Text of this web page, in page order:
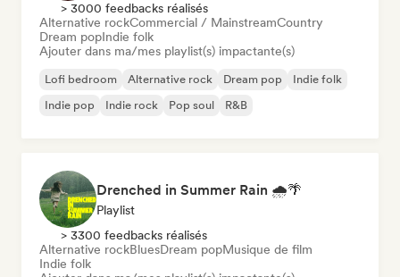
> 3000 feedbacks réalisés
Alternative rockCommercial / MainstreamCountry
Dream popIndie folk
Ajouter dans ma/mes playlist(s) impactante(s)
Lofi bedroom Alternative rock Dream pop
Indie folk
Indie pop
Indie rock Pop soul R&B
Drenched in Summer Rain 🌧️🌴
Playlist
> 3300 feedbacks réalisés
Alternative rockBluesDream popMusique de film
Indie folk